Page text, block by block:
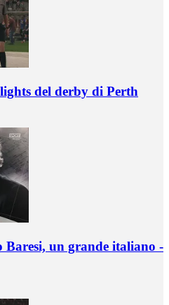
del derby di Perth
un grande italiano -